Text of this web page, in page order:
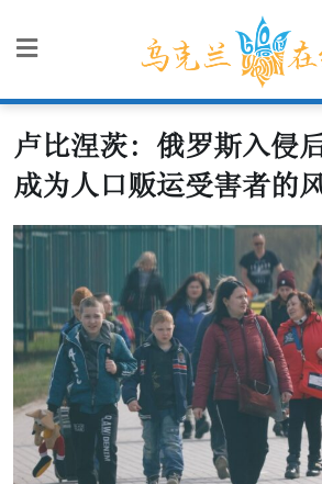
卢比涅茨: 俄罗斯入侵
成为人口贩运受害者的